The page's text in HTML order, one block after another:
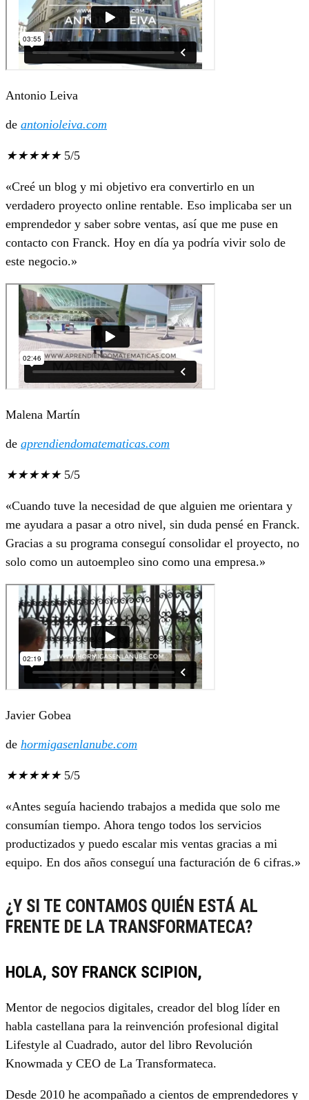
Antonio Leiva
de antonioleiva.com
★★★★★ 5/5
«Creé un blog y mi objetivo era convertirlo en un
verdadero proyecto online rentable. Eso implicaba ser un
emprendedor y saber sobre ventas, así que me puse en
contacto con Franck. Hoy en día ya podría vivir solo de
este negocio.»
Malena Martín
de aprendiendomatematicas.com
★★★★★ 5/5
«Cuando tuve la necesidad de que alguien me orientara y
me ayudara a pasar a otro nivel, sin duda pensé en Franck.
Gracias a su programa conseguí consolidar el proyecto, no
solo como un autoempleo sino como una empresa.»
Javier Gobea
de hormigasenlanube.com
★★★★★ 5/5
«Antes seguía haciendo trabajos a medida que solo me
consumían tiempo. Ahora tengo todos los servicios
productizados y puedo escalar mis ventas gracias a mi
equipo. En dos años conseguí una facturación de 6 cifras.»
¿Y SI TE CONTAMOS QUIÉN ESTÁ AL
FRENTE DE LA TRANSFORMATECA?
HOLA, SOY FRANCK SCIPION,
Mentor de negocios digitales, creador del blog líder en
habla castellana para la reinvención profesional digital
Lifestyle al Cuadrado, autor del libro Revolución
Knowmada y CEO de La Transformateca.
Desde 2010 he acompañado a cientos de emprendedores y